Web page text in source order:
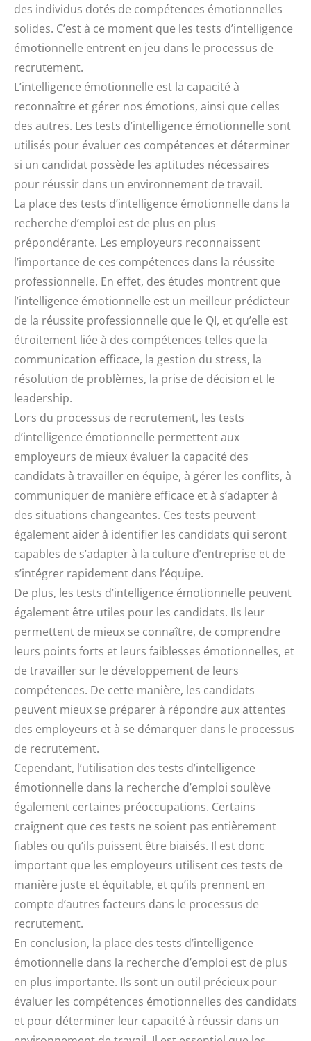
des individus dotés de compétences émotionnelles
solides. C’est à ce moment que les tests d’intelligence
émotionnelle entrent en jeu dans le processus de
recrutement.
L’intelligence émotionnelle est la capacité à
reconnaître et gérer nos émotions, ainsi que celles
des autres. Les tests d’intelligence émotionnelle sont
utilisés pour évaluer ces compétences et déterminer
si un candidat possède les aptitudes nécessaires
pour réussir dans un environnement de travail.
La place des tests d’intelligence émotionnelle dans la
recherche d’emploi est de plus en plus
prépondérante. Les employeurs reconnaissent
l’importance de ces compétences dans la réussite
professionnelle. En effet, des études montrent que
l’intelligence émotionnelle est un meilleur prédicteur
de la réussite professionnelle que le QI, et qu’elle est
étroitement liée à des compétences telles que la
communication efficace, la gestion du stress, la
résolution de problèmes, la prise de décision et le
leadership.
Lors du processus de recrutement, les tests
d’intelligence émotionnelle permettent aux
employeurs de mieux évaluer la capacité des
candidats à travailler en équipe, à gérer les conflits, à
communiquer de manière efficace et à s’adapter à
des situations changeantes. Ces tests peuvent
également aider à identifier les candidats qui seront
capables de s’adapter à la culture d’entreprise et de
s’intégrer rapidement dans l’équipe.
De plus, les tests d’intelligence émotionnelle peuvent
également être utiles pour les candidats. Ils leur
permettent de mieux se connaître, de comprendre
leurs points forts et leurs faiblesses émotionnelles, et
de travailler sur le développement de leurs
compétences. De cette manière, les candidats
peuvent mieux se préparer à répondre aux attentes
des employeurs et à se démarquer dans le processus
de recrutement.
Cependant, l’utilisation des tests d’intelligence
émotionnelle dans la recherche d’emploi soulève
également certaines préoccupations. Certains
craignent que ces tests ne soient pas entièrement
fiables ou qu’ils puissent être biaisés. Il est donc
important que les employeurs utilisent ces tests de
manière juste et équitable, et qu’ils prennent en
compte d’autres facteurs dans le processus de
recrutement.
En conclusion, la place des tests d’intelligence
émotionnelle dans la recherche d’emploi est de plus
en plus importante. Ils sont un outil précieux pour
évaluer les compétences émotionnelles des candidats
et pour déterminer leur capacité à réussir dans un